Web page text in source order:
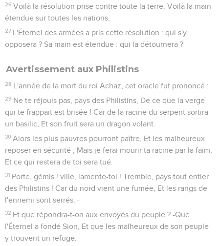
13
C'est pourquoi j'ébranlerai les cieux, Et la terre sera
secouée sur sa base, Par la colère de l'Éternel des armées,
Au jour de son ardente fureur.
14 Alors, comme une gazelle effarouchée, Comme un
Chacun fuira vers son pays ;
15 Tous ceux qu'on trouvera seront percés, Et tous ceux
qu'on saisira tomberont par l'épée.
16 Leurs enfants seront écrasés sous leurs yeux, Leurs
maisons seront pillées, et leurs femmes violées.
17 Voici, j'excite contre eux les Mèdes, Qui ne font point cas
de l'argent, Et qui ne convoitent point l'or.
18 De leurs arcs ils abattront les jeunes gens, Et ils seront
sans pitié pour le fruit des entrailles : Leur oeil n'épargnera
point les enfants.
19 Et Babylone, l'ornement des royaumes, La fière parure des
Chaldéens, Sera comme Sodome et Gomorrhe, que Dieu
détruisit.
20 Elle ne sera plus jamais habitée, Elle ne sera plus jamais